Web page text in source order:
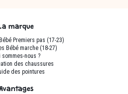
La marque
Premiers pas (17-23)
Bébé marche (18-27)
sommes-nous ?
des chaussures
des pointures